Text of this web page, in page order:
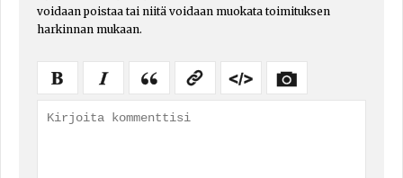
voidaan poistaa tai niitä voidaan muokata toimituksen
harkinnan mukaan.